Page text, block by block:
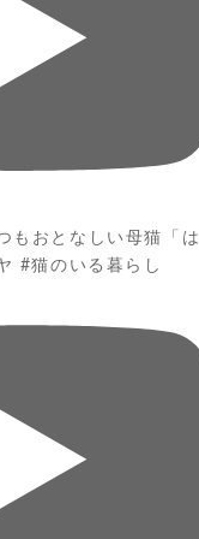
もおとなしい母猫「は
#猫のいる暮らし